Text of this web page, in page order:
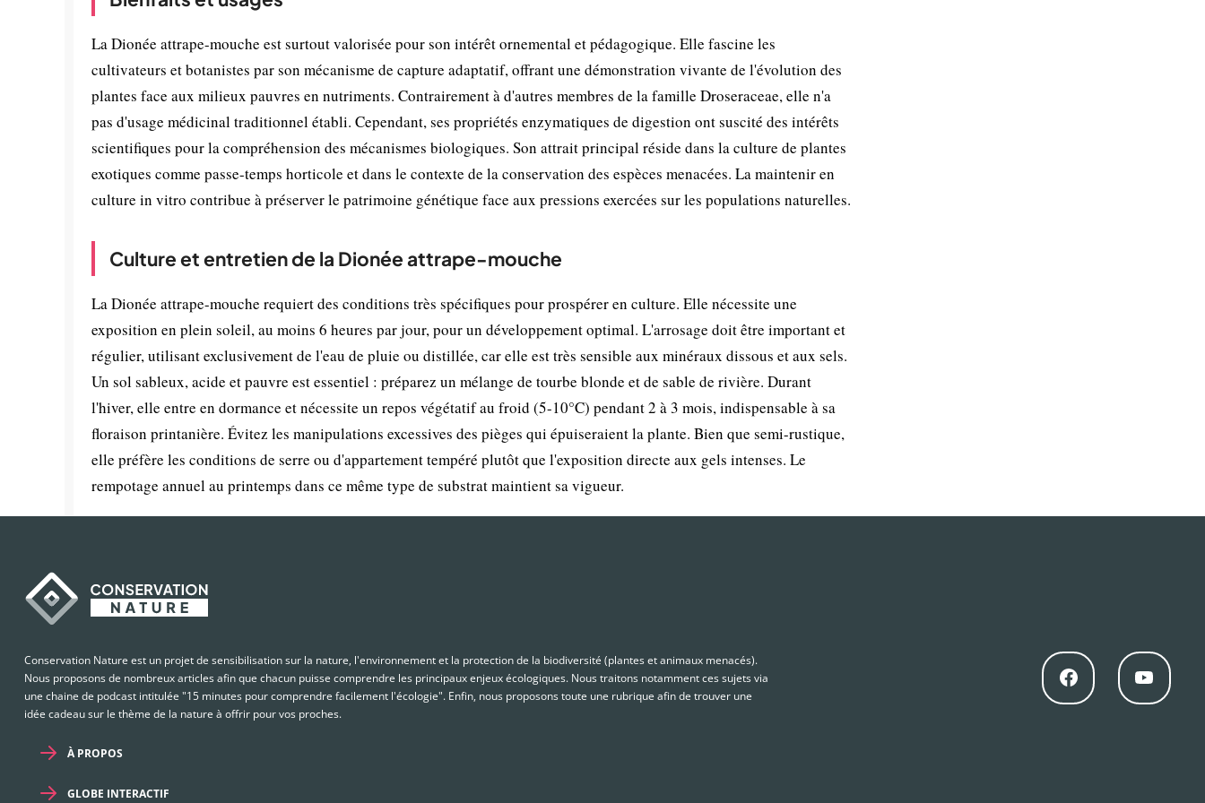
La Dionée attrape-mouche est surtout valorisée pour son intérêt ornemental et pédagogique. Elle fascine les
cultivateurs et botanistes par son mécanisme de capture adaptatif, offrant une démonstration vivante de l'évolution des
plantes face aux milieux pauvres en nutriments. Contrairement à d'autres membres de la famille Droseraceae, elle n'a
pas d'usage médicinal traditionnel établi. Cependant, ses propriétés enzymatiques de digestion ont suscité des intérêts
scientifiques pour la compréhension des mécanismes biologiques. Son attrait principal réside dans la culture de plantes
exotiques comme passe-temps horticole et dans le contexte de la conservation des espèces menacées. La maintenir en
culture in vitro contribue à préserver le patrimoine génétique face aux pressions exercées sur les populations naturelles.
Culture et entretien de la Dionée attrape-mouche
La Dionée attrape-mouche requiert des conditions très spécifiques pour prospérer en culture. Elle nécessite une
exposition en plein soleil, au moins 6 heures par jour, pour un développement optimal. L'arrosage doit être important et
régulier, utilisant exclusivement de l'eau de pluie ou distillée, car elle est très sensible aux minéraux dissous et aux sels.
Un sol sableux, acide et pauvre est essentiel : préparez un mélange de tourbe blonde et de sable de rivière. Durant
l'hiver, elle entre en dormance et nécessite un repos végétatif au froid (5-10°C) pendant 2 à 3 mois, indispensable à sa
floraison printanière. Évitez les manipulations excessives des pièges qui épuiseraient la plante. Bien que semi-rustique,
elle préfère les conditions de serre ou d'appartement tempéré plutôt que l'exposition directe aux gels intenses. Le
rempotage annuel au printemps dans ce même type de substrat maintient sa vigueur.
Conservation Nature est un projet de sensibilisation sur la nature, l'environnement et la protection de la biodiversité (plantes et animaux menacés).
Nous proposons de nombreux articles afin que chacun puisse comprendre les principaux enjeux écologiques. Nous traitons notamment ces sujets via
une chaine de podcast intitulée "15 minutes pour comprendre facilement l'écologie". Enfin, nous proposons toute une rubrique afin de trouver une
idée cadeau sur le thème de la nature à offrir pour vos proches.
À PROPOS
GLOBE INTERACTIF